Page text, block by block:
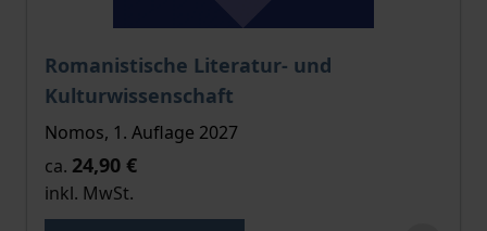
Romanistische Literatur- und
Kulturwissenschaft
Der Preis dieses Titels richtet sich nach der
Nomos, 1. Auflage 2027
ca. 24,90 €
inkl. MwSt.